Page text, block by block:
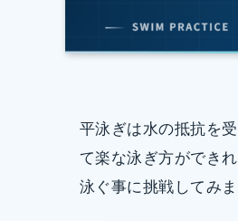
平泳ぎは水の抵抗を
て楽な泳ぎ方ができ
泳ぐ事に挑戦してみま